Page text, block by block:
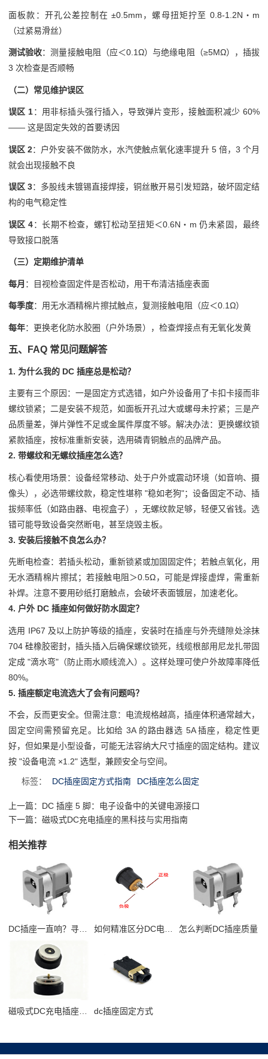
面板款：开孔公差控制在 ±0.5mm，螺母扭矩拧至 0.8-1.2N・m
（过紧易滑丝）
测试验收：测量接触电阻（应＜0.1Ω）与绝缘电阻（≥5MΩ），插拔
3 次检查是否顺畅
（二）常见维护误区
误区 1：用非标插头强行插入，导致弹片变形，接触面积减少 60%
—— 这是固定失效的首要诱因
误区 2：户外安装不做防水，水汽使触点氧化速率提升 5 倍，3 个月
就会出现接触不良
误区 3：多股线未镀锡直接焊接，铜丝散开易引发短路，破坏固定结
构的电气稳定性
误区 4：长期不检查，螺钉松动至扭矩＜0.6N・m 仍未紧固，最终
导致接口脱落
（三）定期维护清单
每月 ：目视检查固定件是否松动，用干布清洁插座表面
每季度：用无水酒精棉片擦拭触点，复测接触电阻（应＜0.1Ω）
每年：更换老化防水胶圈（户外场景），检查焊接点有无氧化发黄
五、FAQ 常见问题解答
1. 为什么我的 DC 插座总是松动？
主要有三个原因：一是固定方式选错，如户外设备用了卡扣卡接而非
螺纹锁紧；二是安装不规范，如面板开孔过大或螺母未拧紧；三是产
品质量差，弹片弹性不足或金属件厚度不够。解决办法：更换螺纹锁
紧款插座，按标准重新安装，选用磷青铜触点的品牌产品。
2. 带螺纹和无螺纹插座怎么选？
核心看使用场景：设备经常移动、处于户外或震动环境（如音响、摄
像头），必选带螺纹款，稳定性堪称 "稳如老狗"；设备固定不动、插
拔频率低（如路由器、电视盒子），无螺纹款足够，轻便又省钱。选
错可能导致设备突然断电，甚至烧毁主板。
3. 安装后接触不良怎么办？
先断电检查：若插头松动，重新锁紧或加固固定件；若触点氧化，用
无水酒精棉片擦拭；若接触电阻＞0.5Ω，可能是焊接虚焊，需重新
补焊。注意不要用砂纸打磨触点，会破坏表面镀层，加速老化。
4. 户外 DC 插座如何做好防水固定？
选用 IP67 及以上防护等级的插座，安装时在插座与外壳缝隙处涂抹
704 硅橡胶密封，插头插入后确保螺纹锁死，线缆根部用尼龙扎带固
定成 "滴水弯"（防止雨水顺线流入）。这样处理可使户外故障率降低
80%。
5. 插座额定电流选大了会有问题吗？
不会，反而更安全。但需注意：电流规格越高，插座体积通常越大，
固定空间需预留充足。比如给 3A 的路由器选 5A 插座，稳定性更
好，但如果是小型设备，可能无法容纳大尺寸插座的固定结构。建议
按 "设备电流 ×1.2" 选型，兼顾安全与空间。
标签： DC插座固定方式指南 DC插座怎么固定
上一篇： DC 插座 5 脚：电子设备中的关键电源接口
下一篇： 磁吸式DC充电插座的黑科技与实用指南
相关推荐
如何精准区分DC电源接口正负极 怎么判断DC插座质量
dc插座固定方式